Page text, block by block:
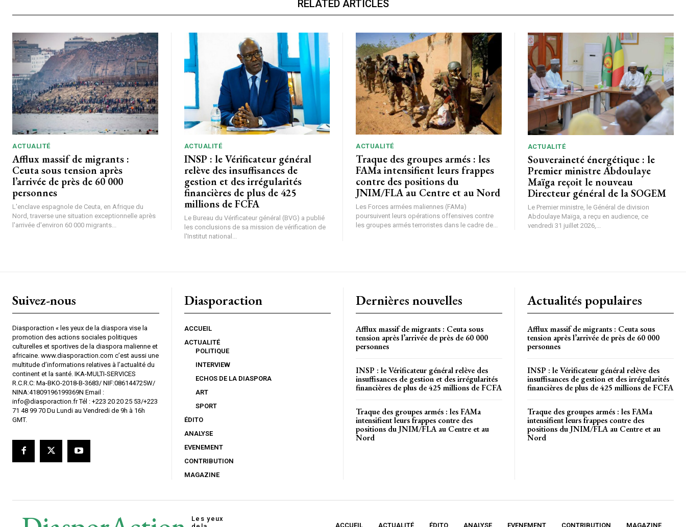
RELATED ARTICLES
ACTUALITÉ
Afflux massif de migrants :
Ceuta sous tension après
l’arrivée de près de 60 000
personnes
L'enclave espagnole de Ceuta, en Afrique du
Nord, traverse une situation exceptionnelle après
l'arrivée d'environ 60 000 migrants...
ACTUALITÉ
INSP : le Vérificateur général
relève des insuffisances de
gestion et des irrégularités
financières de plus de 425
millions de FCFA
Le Bureau du Vérificateur général (BVG) a publié
les conclusions de sa mission de vérification de
l'Institut national...
ACTUALITÉ
Traque des groupes armés : les
FAMa intensifient leurs frappes
contre des positions du
JNIM/FLA au Centre et au Nord
Les Forces armées maliennes (FAMa)
poursuivent leurs opérations offensives contre
les groupes armés terroristes dans le cadre de...
ACTUALITÉ
Souveraineté énergétique : le
Premier ministre Abdoulaye
Maïga reçoit le nouveau
Directeur général de la SOGEM
Le Premier ministre, le Général de division
Abdoulaye Maïga, a reçu en audience, ce
vendredi 31 juillet 2026,...
Suivez-nous
Diasporaction « les yeux de la diaspora vise la
promotion des actions sociales politiques
culturelles et sportives de la diaspora malienne et
africaine. www.diasporaction.com c’est aussi une
multitude d’informations relatives à l’actualité du
continent et la santé. IKA-MULTI-SERVICES
R.C.R.C: Ma-BKO-2018-B-3683/ NIF:086144725W/
NINA:41809196199369N Email :
info@diasporaction.fr Tél : +223 20 20 25 53/+223
71 48 99 70 Du Lundi au Vendredi de 9h à 16h
GMT.
Diasporaction
ACCUEIL
ACTUALITÉ
POLITIQUE
INTERVIEW
ECHOS DE LA DIASPORA
ART
SPORT
ÉDITO
ANALYSE
EVENEMENT
CONTRIBUTION
MAGAZINE
Dernières nouvelles
Afflux massif de migrants : Ceuta sous
tension après l’arrivée de près de 60 000
personnes
INSP : le Vérificateur général relève des
insuffisances de gestion et des irrégularités
financières de plus de 425 millions de FCFA
Traque des groupes armés : les FAMa
intensifient leurs frappes contre des
positions du JNIM/FLA au Centre et au
Nord
Actualités populaires
Afflux massif de migrants : Ceuta sous
tension après l’arrivée de près de 60 000
personnes
INSP : le Vérificateur général relève des
insuffisances de gestion et des irrégularités
financières de plus de 425 millions de FCFA
Traque des groupes armés : les FAMa
intensifient leurs frappes contre des
positions du JNIM/FLA au Centre et au
Nord
Les yeux
ACCUEIL ACTUALITÉ ÉDITO ANALYSE EVENEMENT CONTRIBUTION MAGAZINE